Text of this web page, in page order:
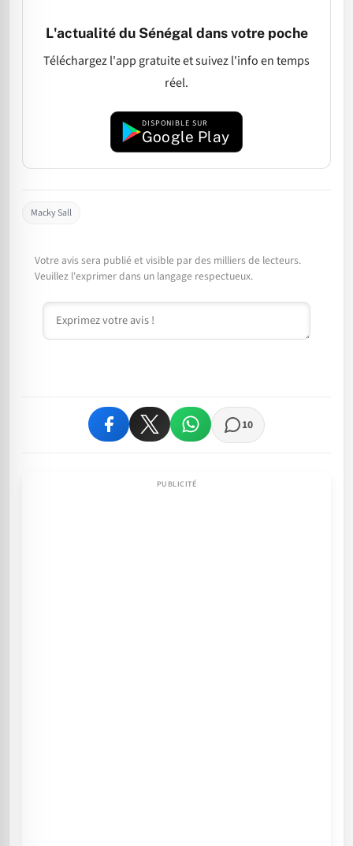
L'actualité du Sénégal dans votre poche
Téléchargez l'app gratuite et suivez l'info en temps
réel.
DISPONIBLE SUR
Google Play
Macky Sall
Votre avis sera publié et visible par des milliers de lecteurs.
Veuillez l'exprimer dans un langage respectueux.
Commentaire
10